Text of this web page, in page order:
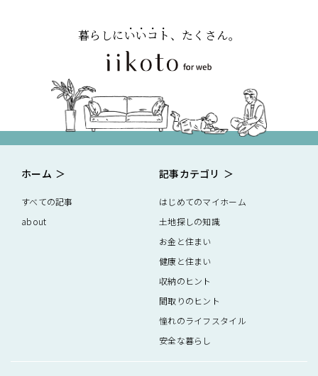
暮らしにいいコト、たくさん。
ホーム
すべての記事
about
記事カテゴリ
はじめてのマイホーム
土地探しの知識
お金と住まい
健康と住まい
収納のヒント
間取りのヒント
憧れのライフスタイル
安全な暮らし